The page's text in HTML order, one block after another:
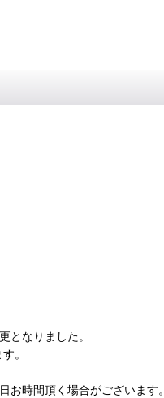
となりました。
。
お時間頂く場合がございます。